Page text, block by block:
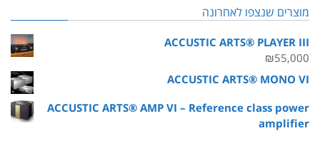
מוצרים שנצפו לאחרונה
ACCUSTIC ARTS® PLAYER III
₪55,000
ACCUSTIC ARTS® MONO VI
ACCUSTIC ARTS® AMP VI – Reference class power
amplifier